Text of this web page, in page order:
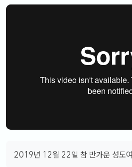
2019년 12월 22일 참 반가운 성도여